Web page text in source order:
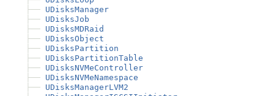
├── UDisksManager
├── UDisksJob
├── UDisksMDRaid
├── UDisksObject
├── UDisksPartition
├── UDisksPartitionTable
├── UDisksNVMeController
├── UDisksNVMeNamespace
├── UDisksManagerLVM2